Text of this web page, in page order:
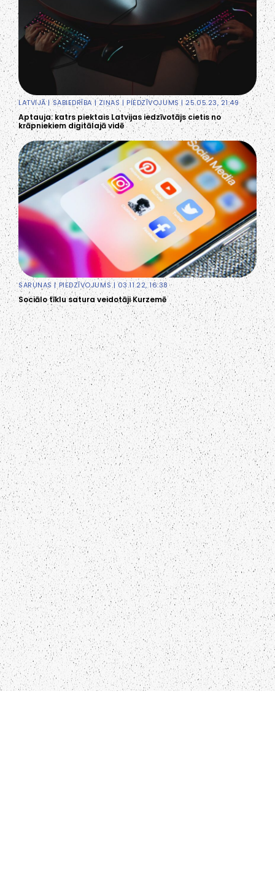
LATVIJĀ|SABIEDRĪBA | ZIŅAS|PIEDZĪVOJUMS| 25.05.23, 21:49
Aptauja: katrs piektais Latvijas iedzīvotājs cietis no
krāpniekiem digitālajā vidē
SARUNAS | PIEDZĪVOJUMS| 03.11.22, 16:38
Sociālo tīklu satura veidotāji Kurzemē